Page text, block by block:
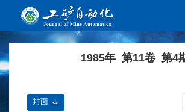
1985年 第11卷 第4
封面